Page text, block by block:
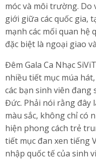
móc và môi trường. Do
giới giữa các quốc gia,
mạnh các mối quan hệ
đặc biệt là ngoại giao
Đêm Gala Ca Nhạc
nhiều tiết mục múa
các bạn sinh viên đang
Đức. Phải nói rằng đây
màu sắc, không chỉ có
hiện phong cách trẻ
tiết mục đan xen tiếng
nhập quốc tế của sinh